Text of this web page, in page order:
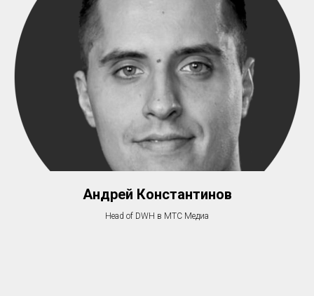
Андрей Константинов
Head of DWH в МТС Медиа